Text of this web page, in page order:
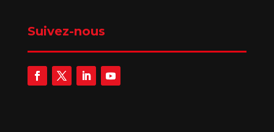
Suivez-nous